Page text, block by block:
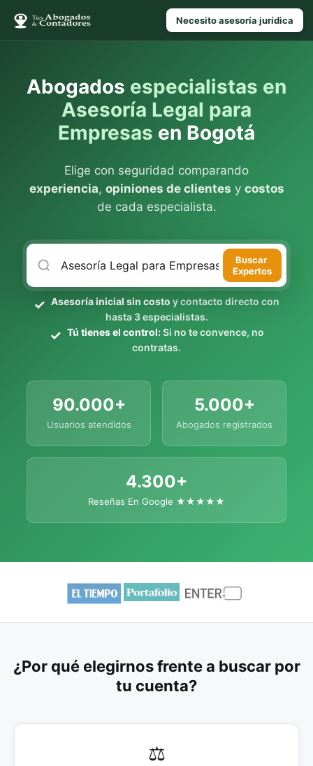
Necesito asesoría jurídica
Abogados especialistas en
Asesoría Legal para
Empresas en Bogotá
Elige con seguridad comparando
experiencia, opiniones de clientes y costos
de cada especialista.
Buscar
Expertos
Asesoría inicial sin costo y contacto directo con
hasta 3 especialistas.
Tú tienes el control:Si no te convence, no
contratas.
90.000+
Usuarios atendidos
5.000+
Abogados registrados
4.300+
Reseñas En Google ★★★★★
¿Por qué elegirnos frente a buscar por
tu cuenta?
⚖️